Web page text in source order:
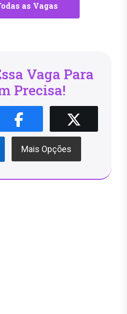
as Vagas
Vaga Para
Precisa!
Mais Opções